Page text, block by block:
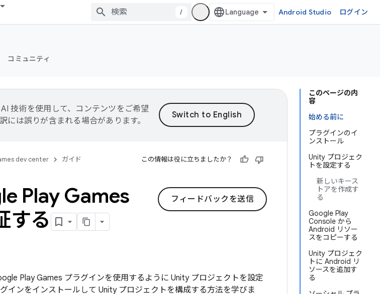
/ Android Studio ログイン
コミュニティ
このページの内
容
始める前に
プラグインのイ
ンストール
Unity プロジェク
トを設定する
新しいキース
トアを作成す
る
Google Play
Console から
Android リソー
スをコピーする
Unity プロジェク
トに Android リ
ソースを追加す
る
技術を使用して、コンテンツをご希望
には誤りが含まれる場合があります。
dev center ガイド この情報は役に立ちましたか？
フィードバックを送信
Play Games
する
Play Games プラグインを使用するように Unity プロジェクトを設定
インをインストールして Unity プロジェクトを構成する方法を学びま